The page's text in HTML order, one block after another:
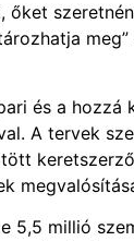
és a
A tervek
5,5 millió